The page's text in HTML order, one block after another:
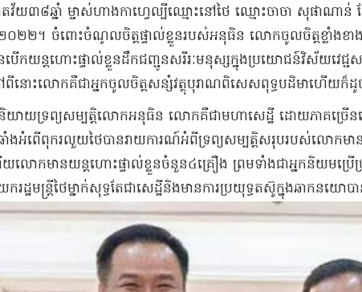
តវ័យ៣៨ឆ្នាំ ម្ចាស់ហាងកាហ្វេល្បីឈ្មោះនៅថៃ ឈ្មោះចាចា សុផាណាន់
២០២២។ ចំពោះចំណូលចិត្តផ្ទាល់ខ្លួនរបស់អនុធិន លោកចូលចិត្តខ្លាំងខាង
បើកយន្តហោះផ្ទាល់ខ្លួនដឹកជញ្ជូនសរីរៈមនុស្សក្នុងប្រយោជន៍វិស័យវេជ្ជ
ពីនោះលោកគឺជាអ្នកចូលចិត្តសន្សំវត្ថុបុរាណពិសេសពុទ្ធបដិមាហើយក៏ដូច
យាយទ្រព្យសម្បត្តិលោកអនុធិន លោកគឺជាមហាសេដ្ឋី ដោយភាគច្រើ
ាំងអំពើពុករលួយថៃបានរាយការណ៍អំពីទ្រព្យសម្បត្តិសរុបរបស់លោកម
លោកមានយន្តហោះផ្ទាល់ខ្លួនចំនួន៤គ្រឿង ព្រមទាំងជាអ្នកនិយមប្រ
ករដ្ឋមន្ត្រីថៃម្នាក់សុទ្ធតែជាសេដ្ឋីនិងមានការប្រយុទ្ធតស៊ូក្នុងឆាកនយ